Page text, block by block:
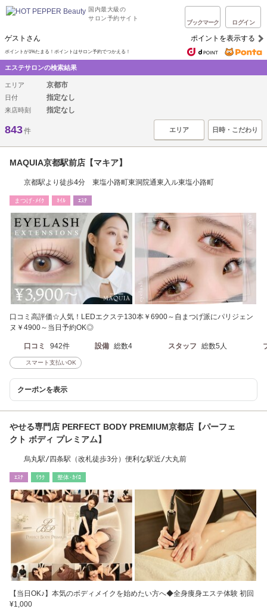
国内最大級の
サロン予約サイト
ブックマーク ログイン
ゲストさん ポイントを表示する
ポイントが1%たまる！ポイントはサロン予約でつかえる！
エステサロンの検索結果
エリア 京都市
日付 指定なし
来店時刻 指定なし
843件 エリア 日時・こだわり
MAQUIA京都駅前店【マキア】
京都駅より徒歩4分 東塩小路町東洞院通東入ル東塩小路町
まつげ･ﾒｲｸ ﾈｲﾙ ｴｽﾃ
口コミ高評価☆人気！LEDエクステ130本￥6900～自まつげ派にパリジェン
ヌ￥4900～当日予約OK◎
口コミ 942件 設備 総数4 スタッフ 総数5人
スマート支払いOK
クーポンを表示
やせる専門店 PERFECT BODY PREMIUM京都店【パーフェ
クト ボディ プレミアム】
烏丸駅/四条駅（改札徒歩3分）便利な駅近/大丸前
ｴｽﾃ ﾘﾗｸ 整体･ｶｲﾛ
【当日OK♪】本気のボディメイクを始めたい方へ◆全身痩身エステ体験 初回
¥1,000